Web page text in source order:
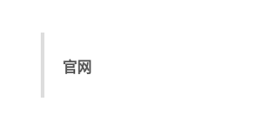
官网